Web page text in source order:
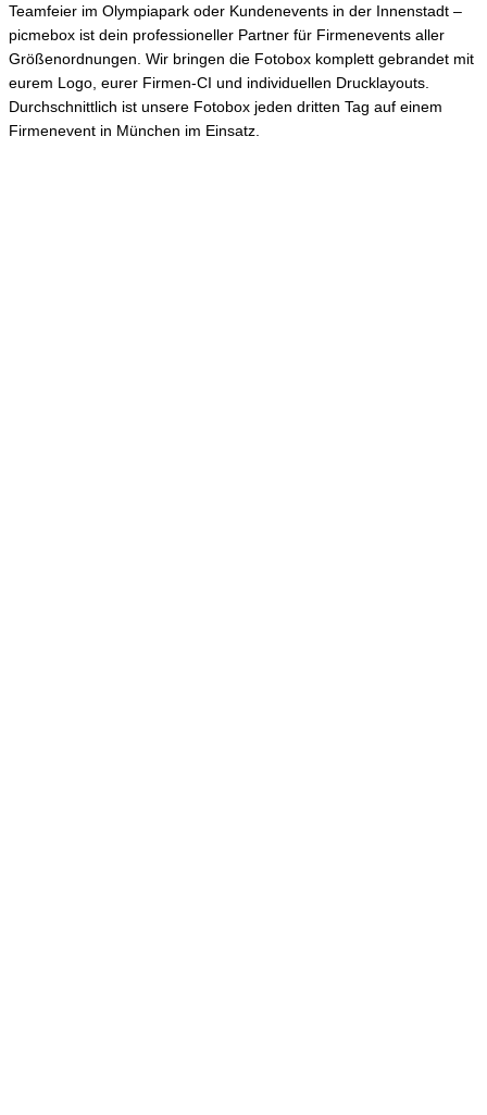
Teamfeier im Olympiapark oder Kundenevents in der Innenstadt –
picmebox ist dein professioneller Partner für Firmenevents aller
Größenordnungen. Wir bringen die Fotobox komplett gebrandet mit
eurem Logo, eurer Firmen-CI und individuellen Drucklayouts.
Durchschnittlich ist unsere Fotobox jeden dritten Tag auf einem
Firmenevent in München im Einsatz.